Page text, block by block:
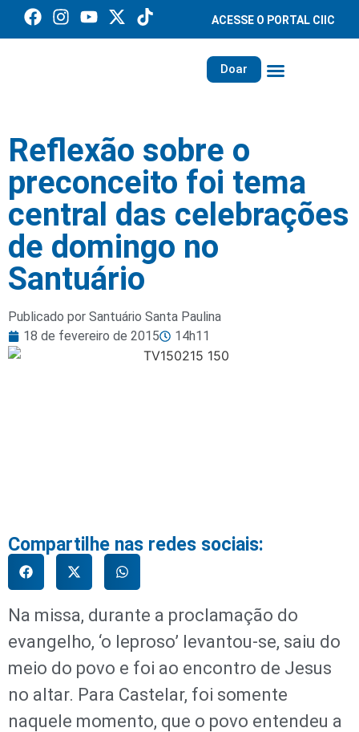
ACESSE O PORTAL CIIC
Doar
Reflexão sobre o
preconceito foi tema
central das celebrações
de domingo no
Santuário
Publicado por Santuário Santa Paulina
18 de fevereiro de 2015
14h11
Compartilhe nas redes sociais:
Na missa, durante a proclamação do
evangelho, ‘o leproso’ levantou-se, saiu do
meio do povo e foi ao encontro de Jesus
no altar. Para Castelar, foi somente
naquele momento, que o povo entendeu a